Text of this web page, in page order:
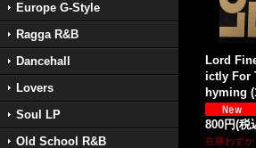
Europe G-Style
Ragga R&B
Dancehall
Lovers
Soul LP
Old School R&B
Lord
ictly For
hyming
800円(税
在庫わずか